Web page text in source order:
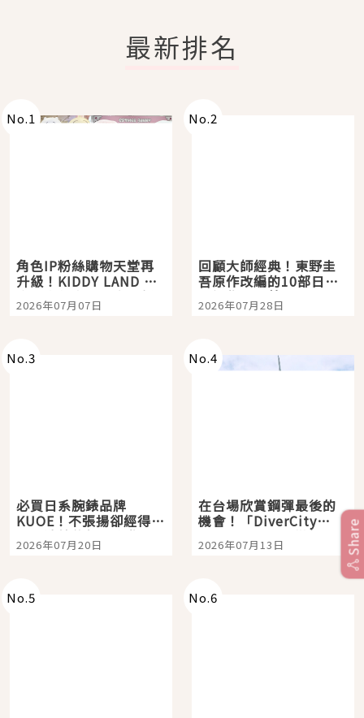
最新排名
No.1
角色IP粉絲購物天堂再
升級！KIDDY LAND 原
宿店吉伊卡哇迎客，新
開幕 OMOKADO 店3分
2026年07月07日
No.2
回顧大師經典！東野圭
吾原作改編的10部日本
影視作品推薦
2026年07月28日
No.3
必買日系腕錶品牌
KUOE！不張揚卻經得起
時間洗鍊的經典之作五
選
2026年07月20日
No.4
在台場欣賞鋼彈最後的
機會！「DiverCity
Tokyo Plaza」搭船、
購物、美食及夜景，一
2026年07月13日
No.5 No.6
Share